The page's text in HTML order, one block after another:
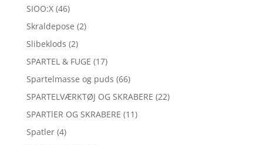
SIOO:X (46)
Skraldepose (2)
Slibeklods (2)
SPARTEL & FUGE (17)
Spartelmasse og puds (66)
SPARTELVÆRKTØJ OG SKRABERE (22)
SPARTlER OG SKRABERE (11)
Spatler (4)